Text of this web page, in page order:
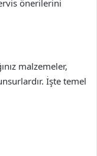
önerilerini
malzemeler,
İşte temel